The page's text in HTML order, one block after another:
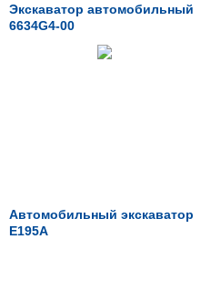
Экскаватор автомобильный
6634G4-00
Автомобильный экскаватор
E195А